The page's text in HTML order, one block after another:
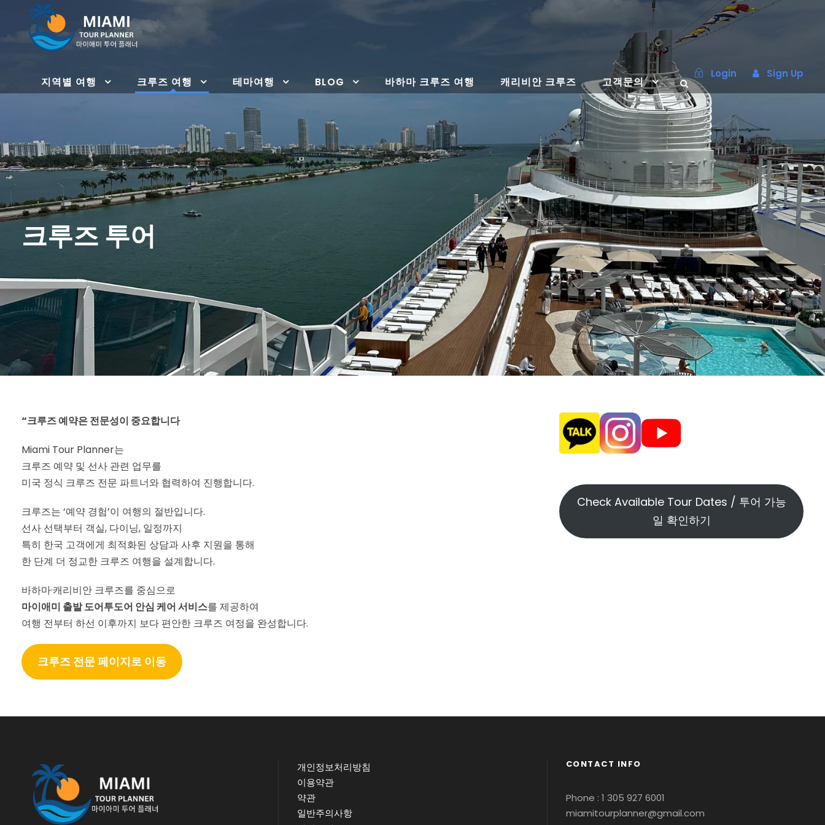
지역별 여행 크루즈 여행 테마여행 BLOG 바하마 크루즈 여행 캐리비안 크루즈 고객문의
Login Sign Up
크루즈 투어
“크루즈 예약은 전문성이 중요합니다
Miami Tour Planner는
크루즈 예약 및 선사 관련 업무를
미국 정식 크루즈 전문 파트너와 협력하여 진행합니다.
크루즈는 ‘예약 경험’이 여행의 절반입니다.
선사 선택부터 객실, 다이닝, 일정까지
특히 한국 고객에게 최적화된 상담과 사후 지원을 통해
한 단계 더 정교한 크루즈 여행을 설계합니다.
바하마·캐리비안 크루즈를 중심으로
마이애미 출발 도어투도어 안심 케어 서비스를 제공하여
여행 전부터 하선 이후까지 보다 편안한 크루즈 여정을 완성합니다.
크루즈 전문 페이지로 이동
Check Available Tour Dates / 투어 가능
일 확인하기
개인정보처리방침
이용약관
약관
일반주의사항
CONTACT INFO
Phone : 1 305 927 6001
miamitourplanner@gmail.com